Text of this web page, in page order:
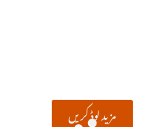
مزید لوڈ کریں